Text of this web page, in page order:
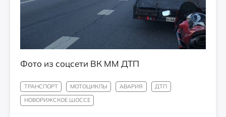
Фото из соцсети ВК ММ ДТП
ТРАНСПОРТ МОТОЦИКЛЫ АВАРИЯ
ДТП
НОВОРИЖСКОЕ ШОССЕ